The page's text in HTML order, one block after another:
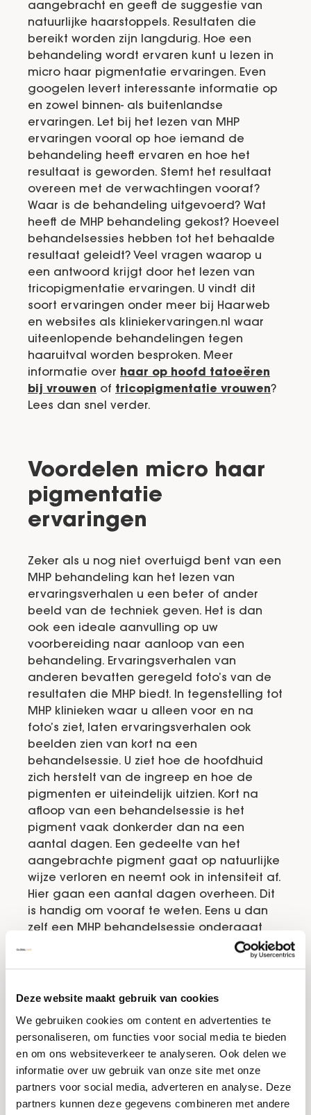
Deze website maakt gebruik van cookies
We gebruiken cookies om content en advertenties te
personaliseren, om functies voor social media te bieden
en om ons websiteverkeer te analyseren. Ook delen we
informatie over uw gebruik van onze site met onze
partners voor social media, adverteren en analyse. Deze
partners kunnen deze gegevens combineren met andere
aangebracht en geeft de suggestie van
natuurlijke haarstoppels. Resultaten die
bereikt worden zijn langdurig. Hoe een
behandeling wordt ervaren kunt u lezen in
micro haar pigmentatie ervaringen. Even
googelen levert interessante informatie op
en zowel binnen- als buitenlandse
ervaringen. Let bij het lezen van MHP
ervaringen vooral op hoe iemand de
behandeling heeft ervaren en hoe het
resultaat is geworden. Stemt het resultaat
overeen met de verwachtingen vooraf?
Waar is de behandeling uitgevoerd? Wat
heeft de MHP behandeling gekost? Hoeveel
behandelsessies hebben tot het behaalde
resultaat geleidt? Veel vragen waarop u
een antwoord krijgt door het lezen van
tricopigmentatie ervaringen. U vindt dit
soort ervaringen onder meer bij Haarweb
en websites als kliniekervaringen.nl waar
uiteenlopende behandelingen tegen
haaruitval worden besproken. Meer
informatie over haar op hoofd tatoeëren
bij vrouwen of tricopigmentatie vrouwen?
Lees dan snel verder.
Voordelen micro haar
pigmentatie
ervaringen
Zeker als u nog niet overtuigd bent van een
MHP behandeling kan het lezen van
ervaringsverhalen u een beter of ander
beeld van de techniek geven. Het is dan
ook een ideale aanvulling op uw
voorbereiding naar aanloop van een
behandeling. Ervaringsverhalen van
anderen bevatten geregeld foto’s van de
resultaten die MHP biedt. In tegenstelling tot
MHP klinieken waar u alleen voor en na
foto’s ziet, laten ervaringsverhalen ook
beelden zien van kort na een
behandelsessie. U ziet hoe de hoofdhuid
zich herstelt van de ingreep en hoe de
pigmenten er uiteindelijk uitzien. Kort na
afloop van een behandelsessie is het
pigment vaak donkerder dan na een
aantal dagen. Een gedeelte van het
aangebrachte pigment gaat op natuurlijke
wijze verloren en neemt ook in intensiteit af.
Hier gaan een aantal dagen overheen. Dit
is handig om vooraf te weten. Eens u dan
zelf een MHP behandelsessie ondergaat
dan weet u beter wat u na afloop kunt
verwachten. Vaak helpt het lezen van micro
vermijden van zaken en activiteiten die van
ervaren MHP specialist zal u voor de
behandelsessie uitgebreid vertellen hoe u
in de dagen na de behandeling met uw
hoofd en hoofdhuid omgaat. Het vergeten
van deze tips is eenvoudig, totdat u leest in
de ervaringen van anderen hoe het